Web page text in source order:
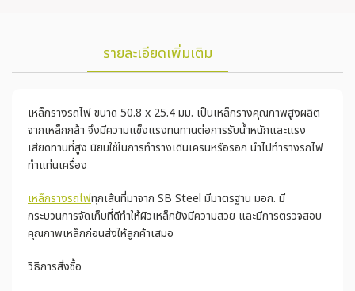
รายละเอียดเพิ่มเติม
เหล็กรางรถไฟ ขนาด 50.8 x 25.4 มม. เป็นเหล็กรางคุณภาพสูงผลิต
จากเหล็กกล้า จึงมีความแข็งแรงทนทานต่อการรับน้ำหนักและแรง
เสียดทานที่สูง นิยมใช้ในการทำรางเดินเครนหรือรอก นำไปทำรางรถไฟ
ทำแท่นเครื่อง
เหล็กรางรถไฟทุกเส้นที่มาจาก SB Steel มีมาตรฐาน มอก. มี
กระบวนการจัดเก็บที่ดีทำให้ผิวเหล็กยังมีความสวย และมีการตรวจสอบ
คุณภาพเหล็กก่อนส่งให้ลูกค้าเสมอ
วิธีการสั่งซื้อ